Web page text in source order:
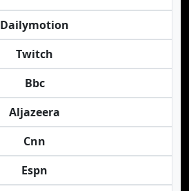
Dailymotion
Twitch
Bbc
Aljazeera
Cnn
Espn